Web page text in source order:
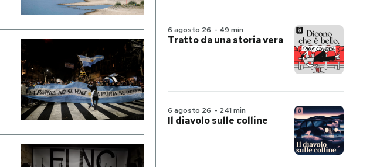
6 agosto 26 - 49 min
Tratto da una storia vera
6 agosto 26 - 241 min
Il diavolo sulle colline